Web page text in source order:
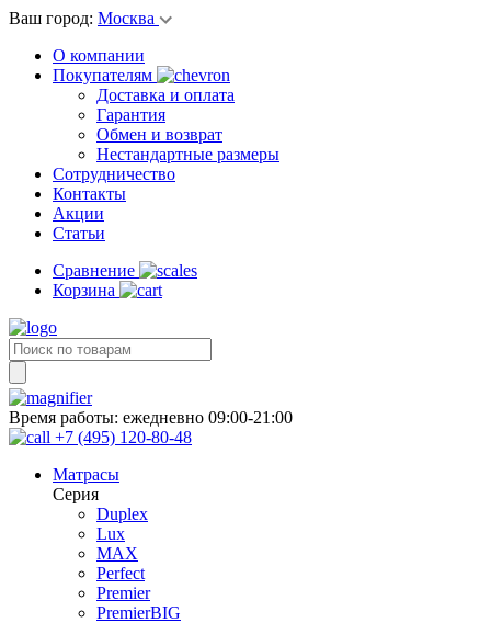
Ваш город: Москва
О компании
Покупателям
Доставка и оплата
Гарантия
Обмен и возврат
Нестандартные размеры
Сотрудничество
Контакты
Акции
Статьи
Сравнение
Корзина
Время работы: ежедневно 09:00-21:00
+7 (495) 120-80-48
Матрасы
Серия
Duplex
Lux
MAX
Perfect
Premier
PremierBIG